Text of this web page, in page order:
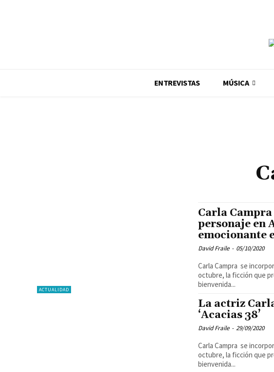
ENTREVISTAS MÚSICA
ACTUALIDAD
Carla
personaje en
emocionante
David Fraile - 05/10/2020
Carla Campra se
octubre, la ficción que
bienvenida...
La actriz
‘Acacias 38’
David Fraile - 29/09/2020
Carla Campra se
octubre, la ficción que
bienvenida...